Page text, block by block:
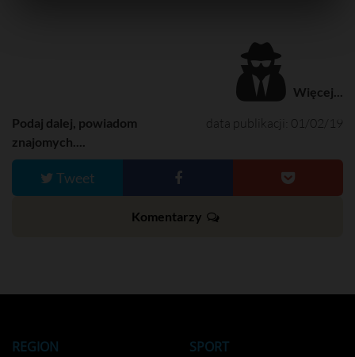
Więcej...
data publikacji: 01/02/19
Podaj dalej, powiadom
znajomych....
Tweet
Komentarzy
REGION SPORT